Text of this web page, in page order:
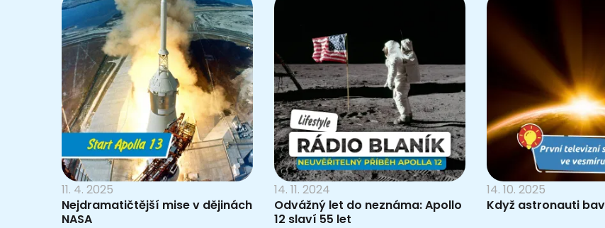
11. 4. 2025
Nejdramatičtější mise v dějinách
NASA
14. 11. 2024
Odvážný let do neznáma: Apollo
12 slaví 55 let
14. 10. 2025
Když astronauti